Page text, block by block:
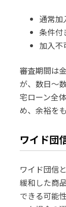
通常加
条件付
加入不
審査期間は
が、数日〜
宅ローン全
め、余裕を
ワイド団
ワイド団信
緩和した商
できる可能